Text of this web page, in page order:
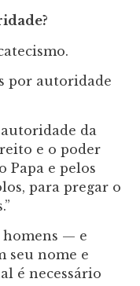
por autoridade
da
e o poder
Papa e pelos
para pregar o
homens — e
seu nome e
é necessário